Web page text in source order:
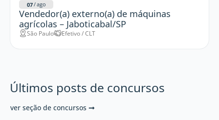
07/ago
Vendedor(a) externo(a) de máquinas
agrícolas – Jaboticabal/SP
São Paulo Efetivo / CLT
Últimos posts de concursos
ver seção de concursos